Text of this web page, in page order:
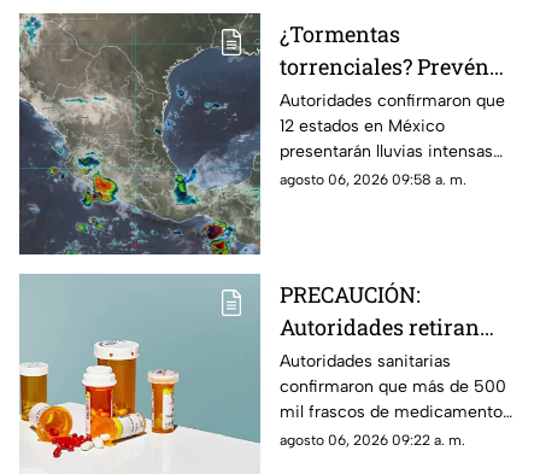
¿Tormentas
torrenciales? Prevén
lluvias intensas en 12
estados de México HOY;
Morelos se encuentra
en la lista
Autoridades confirmaron que
12 estados en México
presentarán lluvias intensas
hoy jueves 6 de agosto de
agosto 06, 2026 09:58 a. m.
PRECAUCIÓN:
Autoridades retiran
más de 500 mil frascos
de medicamento para
la presión arterial que
podría desarrollar
Autoridades sanitarias
confirmaron que más de 500
mil frascos de medicamento
para la hipertensión fuero
agosto 06, 2026 09:22 a. m.